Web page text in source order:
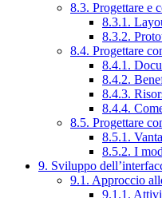
8.3. Progettare e
8.3.1.
8.3.2.
8.4. Progettare
8.4.1.
8.4.2.
8.4.3.
8.4.4.
8.5. Progettare
8.5.1.
8.5.2. I
9. Sviluppo
9.1. Approccio
9.1.1.